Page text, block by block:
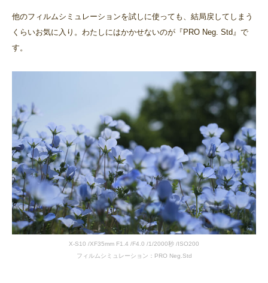
他のフィルムシミュレーションを試しに使っても、結局戻してしまう
くらいお気に入り。わたしにはかかせないのが『PRO Neg. Std』で
す。
X-S10 /XF35mm F1.4 /F4.0 /1/2000秒 /ISO200
フィルムシミュレーション：PRO Neg.Std